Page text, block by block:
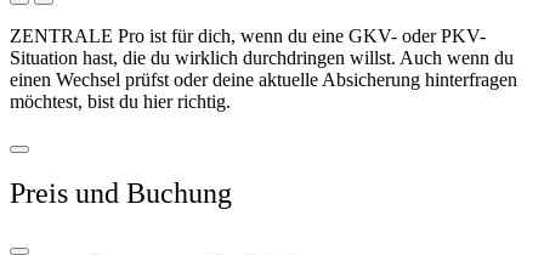
ZENTRALE Pro ist für dich, wenn du eine GKV- oder PKV-
Situation hast, die du wirklich durchdringen willst. Auch wenn du
einen Wechsel prüfst oder deine aktuelle Absicherung hinterfragen
möchtest, bist du hier richtig.
Preis und Buchung